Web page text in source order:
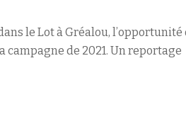
le Lot à Gréalou,
de 2021. Un reportage